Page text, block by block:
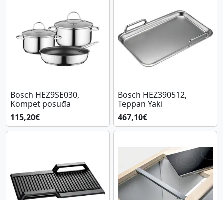
Bosch HEZ9SE030,
Kompet posuđa
115,20€
Bosch HEZ390512,
Teppan Yaki
467,10€